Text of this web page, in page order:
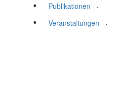
Publikationen
.
Veranstaltungen
.